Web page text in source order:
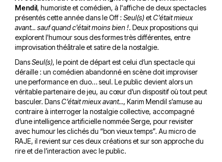
Mendil, humoriste et comédien, à l'affiche de deux spectacles
présentés cette année dans le Off : Seul(s)etC'était mieux
avant... sauf quand c'était moins bien !. Deux propositions qui
explorent l'humour sous des formes très différentes, entre
improvisation théâtrale et satire de la nostalgie.
DansSeul(s), le point de départ est celui d’un spectacle qui
déraille : un comédien abandonné en scène doit improviser
une performance en duo… seul. Le public devient alors un
véritable partenaire de jeu, au cœur d’un dispositif où tout peut
basculer. DansC'était mieux avant..., Karim Mendil s’amuse au
contraire à interroger la nostalgie collective, accompagné
d’une intelligence artificielle nommée Serge, pour revisiter
avec humour les clichés du “bon vieux temps”. Au micro de
RAJE, il revient sur ces deux créations et sur son approche du
rire et de l’interaction avec le public.